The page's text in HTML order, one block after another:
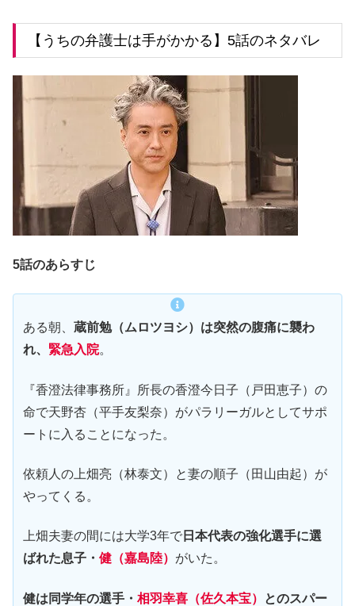
【うちの弁護士は手がかかる】5話のネタバレ
5話のあらすじ
ある朝、 蔵前勉（ムロツヨシ）は突然の腹痛に襲わ
れ、 緊急入院。
『香澄法律事務所』所長の香澄今日子（戸田恵子）の
命で天野杏（平手友梨奈）がパラリーガルとしてサポ
ートに入ることになった。
依頼人の上畑亮（林泰文）と妻の順子（田山由起）が
やってくる。
上畑夫妻の間には大学3年で 日本代表の強化選手に選
ばれた息子・ 健（嘉島陸） がいた。
健は同学年の選手・ 相羽幸喜（佐久本宝）
とのスパー